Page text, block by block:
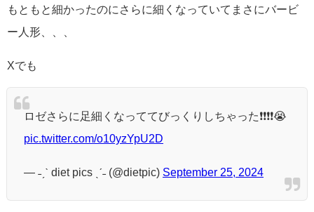
もともと細かったのにさらに細くなっていてまさにバービ
ー人形、、、
Xでも
ロゼさらに足細くなっててびっくりしちゃった❗️❗️❗️❗️😭
pic.twitter.com/o10yzYpU2D
— ˗ˏˋ diet pics ˎˊ˗ (@dietpic) September 25, 2024